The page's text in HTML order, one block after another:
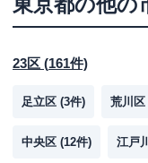
23区 (161件)
足立区 (3件) 荒川区
中央区 (12件) 江戸